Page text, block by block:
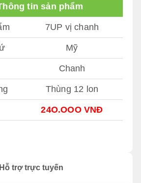
Hỗ trợ trực tuyến
tin sản phẩm
7UP vị chanh
Mỹ
Chanh
Thùng 12 lon
24O.OOO VNĐ